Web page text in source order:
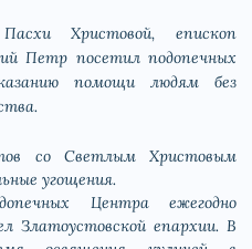
Христовой, епископ
Петр посетил подопечных
помощи людям без
со Светлым Христовым
угощения.
Центра ежегодно
Златоустовской епархии. В